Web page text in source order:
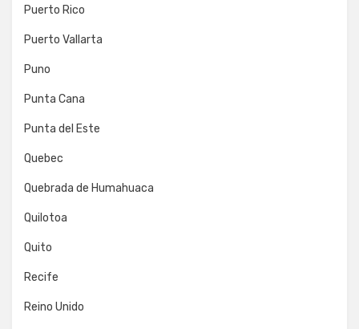
Puerto Rico
Puerto Vallarta
Puno
Punta Cana
Punta del Este
Quebec
Quebrada de Humahuaca
Quilotoa
Quito
Recife
Reino Unido